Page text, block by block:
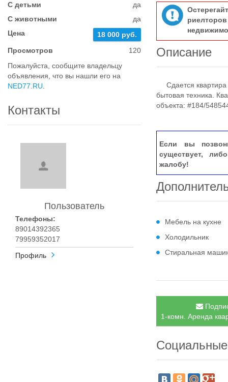
С детьми
да
С животными
да
Цена
18 000 руб.
Просмотров
120
Пожалуйста, сообщите владельцу
объявления, что вы нашли его на
NED77.RU
Контакты
Пользователь
Телефоны:
89014392365
79959352017
Профиль
Описание
Сдается квартира
бытовая техника.
объекта: #184/
Если вы
существует,
жалобу!
Мебель на кухне
Холодильник
Стиральная
1-комн. Аренда